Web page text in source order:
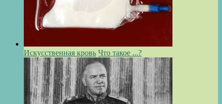
Искусственная кровь Что такое ...?